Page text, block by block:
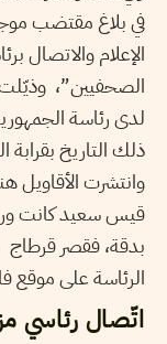
في بلاغ مقتضب
الإعلام والاتصال
الصحفيين”، وذيّلت
لدى رئاسة
ذلك التاريخ
وانتشرت الأقاويل
قيس سعيد كانت
بدقة، فقصر
الرئاسة على موقع
اتّصال رئاسي